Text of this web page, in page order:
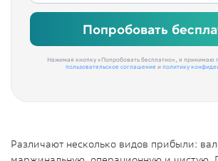
Попробовать
Нажимая кнопку «Попробовать бесплатно», я принимаю
пользовательское соглашение и политику
Различают несколько видов прибыли: